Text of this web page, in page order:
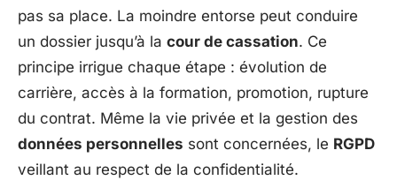
pas sa place. La moindre entorse peut conduire
un dossier jusqu’à la cour de cassation. Ce
principe irrigue chaque étape : évolution de
carrière, accès à la formation, promotion, rupture
du contrat. Même la vie privée et la gestion des
données personnelles sont concernées, le RGPD
veillant au respect de la confidentialité.